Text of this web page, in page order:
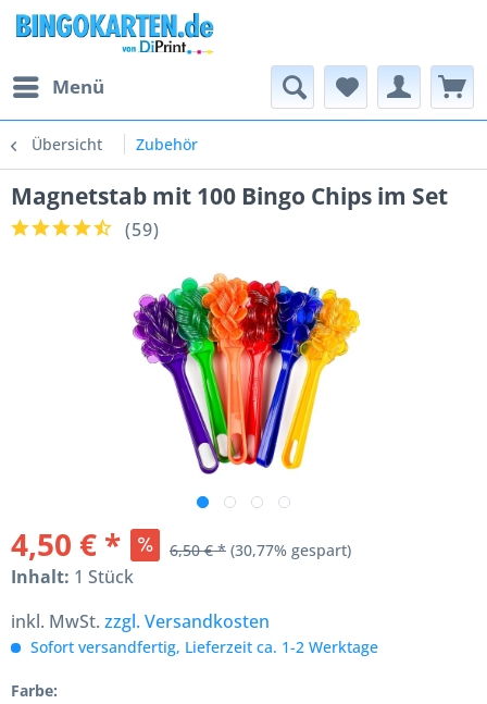
Menü
Übersicht Zubehör
Magnetstab mit 100 Bingo Chips im Set
(59)
4,50 € * 6,50 € * (30,77% gespart)
Inhalt: 1 Stück
inkl. MwSt. zzgl. Versandkosten
Sofort versandfertig, Lieferzeit ca. 1-2 Werktage
Farbe: